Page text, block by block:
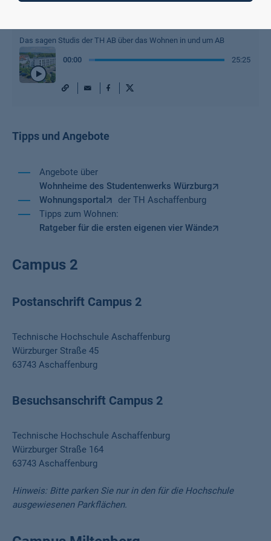
Das sagen Studis der TH AB über das Wohnen in und um AB
00:00 25:25
URL Mail Facebook
X
Tipps und Angebote
Angebote über
Wohnheime des Studentenwerks Würzburg
Wohnungsportal
der TH Aschaffenburg
Tipps zum Wohnen:
Ratgeber für die ersten eigenen vier Wände
Campus 2
Postanschrift Campus 2
Technische Hochschule Aschaffenburg
Würzburger Straße 45
63743 Aschaffenburg
Besuchsanschrift Campus 2
Technische Hochschule Aschaffenburg
Würzburger Straße 164
63743 Aschaffenburg
Hinweis: Bitte parken Sie nur in den für die Hochschule
ausgewiesenen Parkflächen.